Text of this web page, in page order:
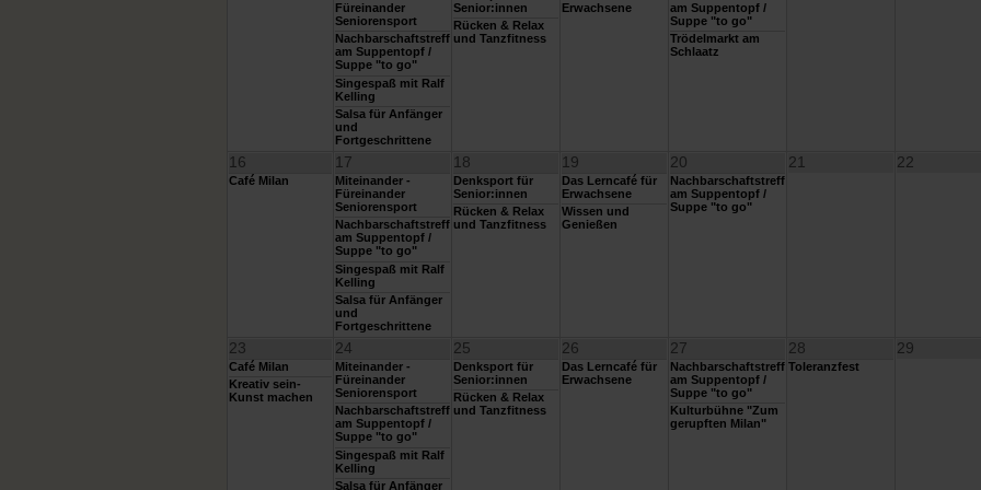
Füreinander
Seniorensport
Nachbarschaftstreff
am Suppentopf /
Suppe "to go"
Singespaß mit Ralf
Kelling
Salsa für Anfänger
und
Fortgeschrittene
Senior:innen
Rücken & Relax
und Tanzfitness
Erwachsene
am Suppentopf /
Suppe "to go"
Trödelmarkt am
Schlaatz
16
Café Milan
17
Miteinander -
Füreinander
Seniorensport
Nachbarschaftstreff
am Suppentopf /
Suppe "to go"
Singespaß mit Ralf
Kelling
Salsa für Anfänger
und
Fortgeschrittene
18
Denksport für
Senior:innen
Rücken & Relax
und Tanzfitness
19
Das Lerncafé für
Erwachsene
Wissen und
Genießen
20
Nachbarschaftstreff
am Suppentopf /
Suppe "to go"
21 22
23
Café Milan
Kreativ sein-
Kunst machen
24
Miteinander -
Füreinander
Seniorensport
Nachbarschaftstreff
am Suppentopf /
Suppe "to go"
Singespaß mit Ralf
Kelling
Salsa für Anfänger
25
Denksport für
Senior:innen
Rücken & Relax
und Tanzfitness
26
Das Lerncafé für
Erwachsene
27
Nachbarschaftstreff
am Suppentopf /
Suppe "to go"
Kulturbühne "Zum
gerupften Milan"
28
Toleranzfest
29